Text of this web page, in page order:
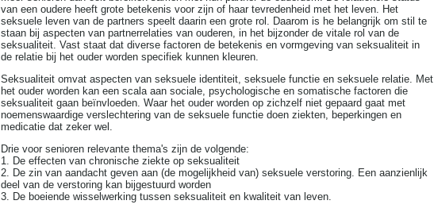
van een oudere heeft grote betekenis voor zijn of haar tevredenheid met het leven. Het
seksuele leven van de partners speelt daarin een grote rol. Daarom is he belangrijk om stil te
staan bij aspecten van partnerrelaties van ouderen, in het bijzonder de vitale rol van de
seksualiteit. Vast staat dat diverse factoren de betekenis en vormgeving van seksualiteit in
de relatie bij het ouder worden specifiek kunnen kleuren.
Seksualiteit omvat aspecten van seksuele identiteit, seksuele functie en seksuele relatie. Met
het ouder worden kan een scala aan sociale, psychologische en somatische factoren die
seksualiteit gaan beïnvloeden. Waar het ouder worden op zichzelf niet gepaard gaat met
noemenswaardige verslechtering van de seksuele functie doen ziekten, beperkingen en
medicatie dat zeker wel.
Drie voor senioren relevante thema's zijn de volgende:
1. De effecten van chronische ziekte op seksualiteit
2. De zin van aandacht geven aan (de mogelijkheid van) seksuele verstoring. Een aanzienlijk
deel van de verstoring kan bijgestuurd worden
3. De boeiende wisselwerking tussen seksualiteit en kwaliteit van leven.